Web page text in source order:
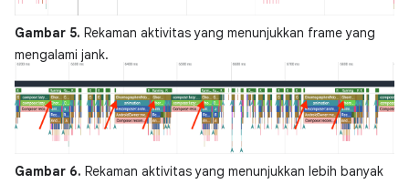
Gambar 5. Rekaman aktivitas yang menunjukkan frame yang
mengalami jank.
Gambar 6. Rekaman aktivitas yang menunjukkan lebih banyak